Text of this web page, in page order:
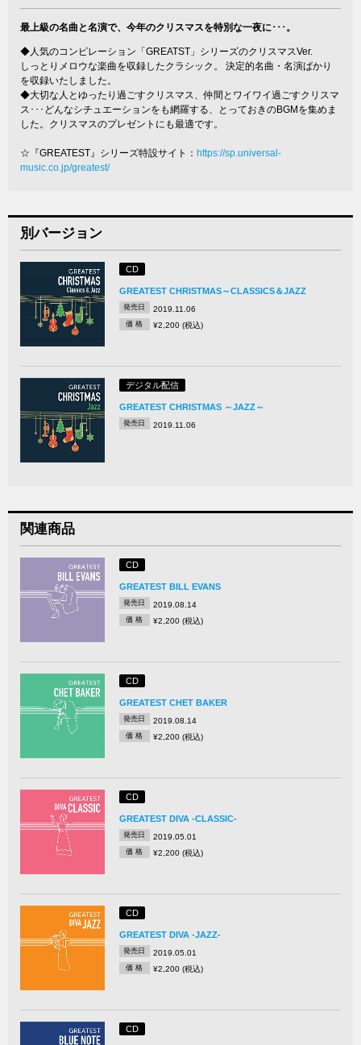
最上級の名曲と名演で、今年のクリスマスを特別な一夜に･･･。
◆人気のコンピレーション「GREATST」シリーズのクリスマスVer.
しっとりメロウな楽曲を収録したクラシック。 決定的名曲・名演ばかり
を収録いたしました。
◆大切な人とゆったり過ごすクリスマス、仲間とワイワイ過ごすクリスマ
ス･･･どんなシチュエーションをも網羅する、とっておきのBGMを集めま
した。クリスマスのプレゼントにも最適です。
☆『GREATEST』シリーズ特設サイト： https://sp.universal-
music.co.jp/greatest/
別バージョン
CD
GREATEST CHRISTMAS～CLASSICS＆JAZZ
発売日 2019.11.06
価 格 ¥2,200 (税込)
デジタル配信
GREATEST CHRISTMAS ～JAZZ～
発売日 2019.11.06
関連商品
CD
GREATEST BILL EVANS
発売日 2019.08.14
価 格 ¥2,200 (税込)
CD
GREATEST CHET BAKER
発売日 2019.08.14
価 格 ¥2,200 (税込)
CD
GREATEST DIVA -CLASSIC-
発売日 2019.05.01
価 格 ¥2,200 (税込)
CD
GREATEST DIVA -JAZZ-
発売日 2019.05.01
価 格 ¥2,200 (税込)
CD